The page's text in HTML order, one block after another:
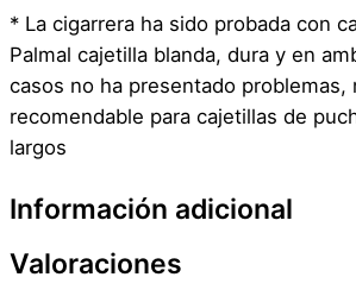
T
o
p
–
P
a
e
* La cigarrera ha sido probada con
Palmal cajetilla blanda, dura y en
casos no ha presentado problemas,
recomendable para cajetillas de
largos
Información adicional
Atributos
Valoraciones